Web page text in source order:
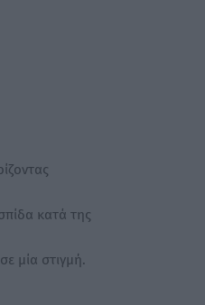
κατά της
μία στιγμή.